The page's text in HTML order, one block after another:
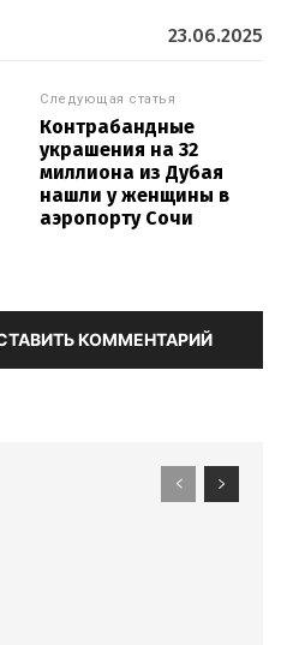
23.06.2025
Следующая статья
Контрабандные
украшения на 32
миллиона из Дубая
нашли у женщины в
аэропорту Сочи
КОММЕНТАРИЙ